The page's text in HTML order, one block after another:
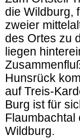
die Wildburg,
zweier
des Ortes zu
liegen
Hunsrück
auf Treis-
Burg ist für
Flaumbachtal
Wildburg.